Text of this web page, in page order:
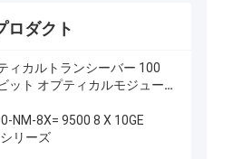
ロダクト
ィカルトランシーバー 100
ット オプティカルモジュー
NM-8X= 9500 8 X 10GE
リーズ